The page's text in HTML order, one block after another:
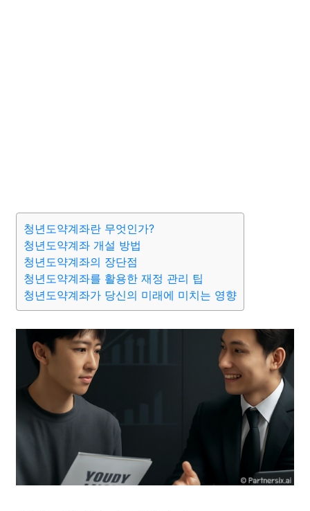
청년도약계좌란 무엇인가?
청년도약계좌 개설 방법
청년도약계좌의 장단점
청년도약계좌를 활용한 재정 관리 팁
청년도약계좌가 당신의 미래에 미치는 영향